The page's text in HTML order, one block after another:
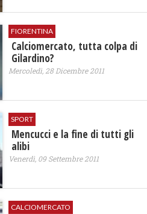
FIORENTINA
Calciomercato, tutta colpa di
Gilardino?
Mercoledì, 28 Dicembre 2011
SPORT
Mencucci e la fine di tutti gli
alibi
Venerdì, 09 Settembre 2011
CALCIOMERCATO